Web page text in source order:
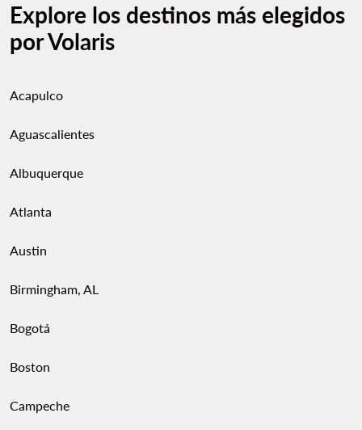
Explore los destinos más elegidos
por Volaris
Acapulco
Aguascalientes
Albuquerque
Atlanta
Austin
Birmingham, AL
Bogotá
Boston
Campeche